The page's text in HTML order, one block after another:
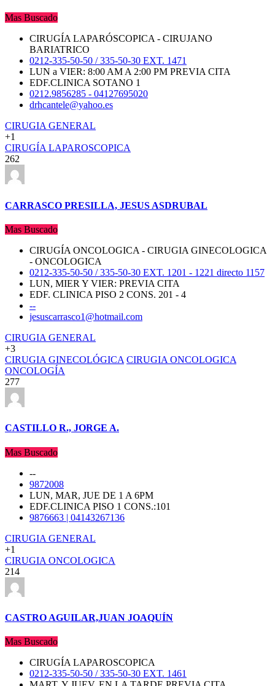
Mas Buscado
CIRUGÍA LAPARÓSCOPICA - CIRUJANO
BARIATRICO
0212-335-50-50 / 335-50-30 EXT. 1471
LUN a VIER: 8:00 AM A 2:00 PM PREVIA CITA
EDF.CLINICA SOTANO 1
0212.9856285 - 04127695020
drhcantele@yahoo.es
CIRUGIA GENERAL
+1
CIRUGÍA LAPAROSCOPICA
262
CARRASCO PRESILLA, JESUS ASDRUBAL
Mas Buscado
CIRUGÍA ONCOLOGICA - CIRUGIA GINECOLOGICA
- ONCOLOGICA
0212-335-50-50 / 335-50-30 EXT. 1201 - 1221 directo 1157
LUN, MIER Y VIER: PREVIA CITA
EDF. CLINICA PISO 2 CONS. 201 - 4
--
jesuscarrasco1@hotmail.com
CIRUGIA GENERAL
+3
CIRUGIA GINECOLÓGICA CIRUGIA ONCOLOGICA
ONCOLOGÍA
277
CASTILLO R., JORGE A.
Mas Buscado
--
9872008
LUN, MAR, JUE DE 1 A 6PM
EDF.CLINICA PISO 1 CONS.:101
9876663 | 04143267136
CIRUGIA GENERAL
+1
CIRUGIA ONCOLOGICA
214
CASTRO AGUILAR,JUAN JOAQUÍN
Mas Buscado
CIRUGÍA LAPAROSCOPICA
0212-335-50-50 / 335-50-30 EXT. 1461